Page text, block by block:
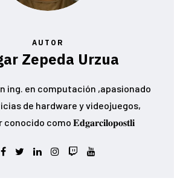
AUTOR
Zepeda Urzua
ing. en computación ,apasionado
de hardware y videojuegos,
como 𝐄𝐝𝐠𝐚𝐫𝐜𝐢𝐥𝐨𝐩𝐨𝐬𝐭𝐥𝐢